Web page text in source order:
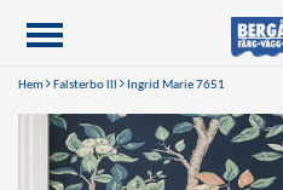
Hem Falsterbo lll Ingrid Marie 7651